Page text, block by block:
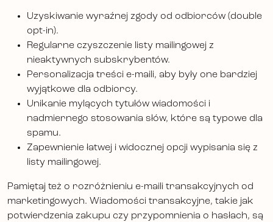
Uzyskiwanie wyraźnej zgody od odbiorców (double
opt-in).
Regularne czyszczenie listy mailingowej z
nieaktywnych subskrybentów.
Personalizacja treści e-maili, aby były one bardziej
wyjątkowe dla odbiorcy.
Unikanie mylących tytułów wiadomości i
nadmiernego stosowania słów, które są typowe dla
spamu.
Zapewnienie łatwej i widocznej opcji wypisania się z
listy mailingowej.
Pamiętaj też o rozróżnieniu e-maili transakcyjnych od
marketingowych. Wiadomości transakcyjne, takie jak
potwierdzenia zakupu czy przypomnienia o hasłach, są